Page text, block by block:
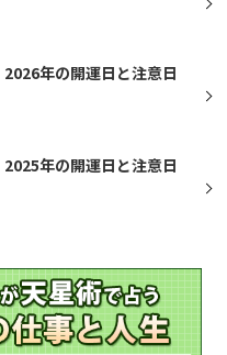
年の開運日と注意日
年の開運日と注意日